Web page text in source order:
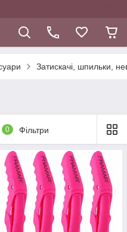
Затискачі, шпильки,
0 Фільтри